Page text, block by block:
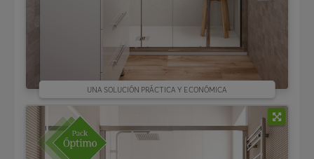
UNA SOLUCIÓN PRÁCTICA Y ECONÓMICA